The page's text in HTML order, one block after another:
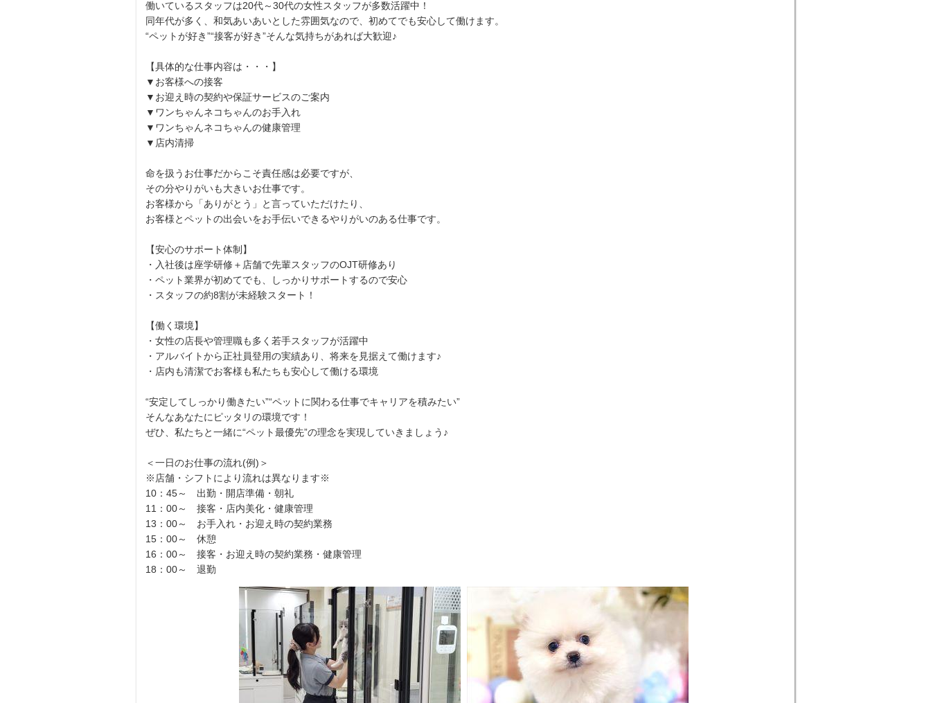
働いているスタッフは20代～30代の女性スタッフが多数活躍中！
同年代が多く、和気あいあいとした雰囲気なので、初めてでも安心して働けます。
“ペットが好き”“接客が好き”そんな気持ちがあれば大歓迎♪
【具体的な仕事内容は・・・】
▼お客様への接客
▼お迎え時の契約や保証サービスのご案内
▼ワンちゃんネコちゃんのお手入れ
▼ワンちゃんネコちゃんの健康管理
▼店内清掃
命を扱うお仕事だからこそ責任感は必要ですが、
その分やりがいも大きいお仕事です。
お客様から「ありがとう」と言っていただけたり、
お客様とペットの出会いをお手伝いできるやりがいのある仕事です。
【安心のサポート体制】
・入社後は座学研修＋店舗で先輩スタッフのOJT研修あり
・ペット業界が初めてでも、しっかりサポートするので安心
・スタッフの約8割が未経験スタート！
【働く環境】
・女性の店長や管理職も多く若手スタッフが活躍中
・アルバイトから正社員登用の実績あり、将来を見据えて働けます♪
・店内も清潔でお客様も私たちも安心して働ける環境
“安定してしっかり働きたい”“ペットに関わる仕事でキャリアを積みたい”
そんなあなたにピッタリの環境です！
ぜひ、私たちと一緒に“ペット最優先”の理念を実現していきましょう♪
＜一日のお仕事の流れ(例)＞
※店舗・シフトにより流れは異なります※
10：45～ 出勤・開店準備・朝礼
11：00～ 接客・店内美化・健康管理
13：00～ お手入れ・お迎え時の契約業務
15：00～ 休憩
16：00～ 接客・お迎え時の契約業務・健康管理
18：00～ 退勤